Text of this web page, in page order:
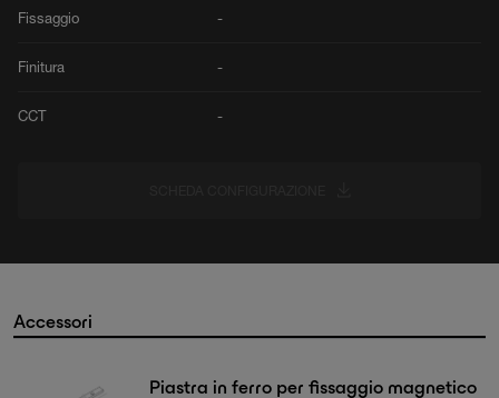
Fissaggio -
Finitura -
CCT -
Accessori
Piastra in ferro per fissaggio magnetico